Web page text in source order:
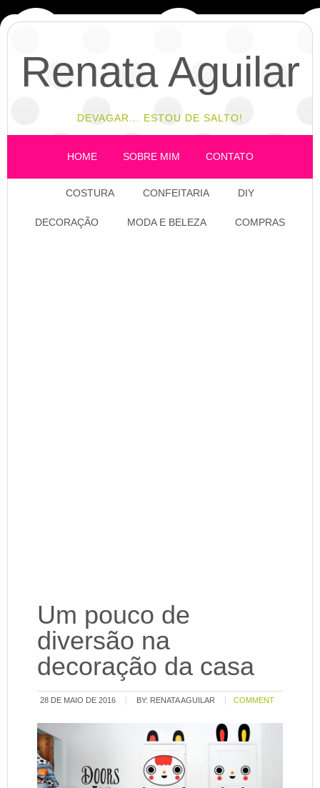
Renata Aguilar
DEVAGAR... ESTOU DE SALTO!
HOME SOBRE MIM CONTATO
COSTURA CONFEITARIA DIY
DECORAÇÃO MODA E BELEZA COMPRAS
Um pouco de
diversão na
decoração da casa
28 DE MAIO DE 2016 BY: RENATA AGUILAR COMMENT